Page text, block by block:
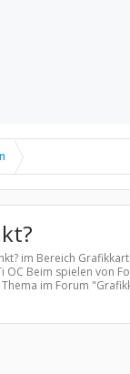
im Bereich
OC Beim spielen von
im Forum "